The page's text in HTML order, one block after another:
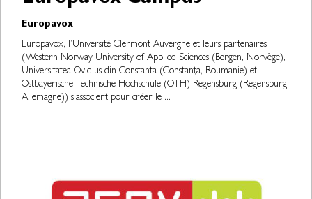
Europavox
Europavox, l’Université Clermont Auvergne et leurs partenaires
(Western Norway University of Applied Sciences (Bergen, Norvège),
Universitatea Ovidius din Constanta (Constanța, Roumanie) et
Ostbayerische Technische Hochschule (OTH) Regensburg (Regensburg,
Allemagne)) s’associent pour créer le ...